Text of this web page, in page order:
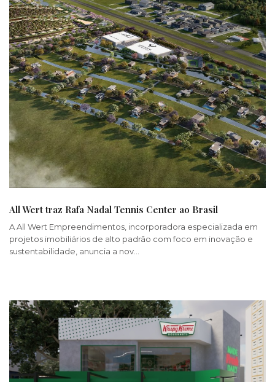
All Wert traz Rafa Nadal Tennis Center ao Brasil
A All Wert Empreendimentos, incorporadora especializada em
projetos imobiliários de alto padrão com foco em inovação e
sustentabilidade, anuncia a nov…